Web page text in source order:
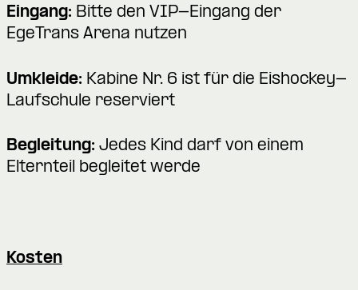
Eingang: Bitte den VIP-Eingang der
EgeTrans Arena nutzen
Umkleide: Kabine Nr. 6 ist für die Eishockey-
Laufschule reserviert
Begleitung: Jedes Kind darf von einem
Elternteil begleitet werde
Kosten